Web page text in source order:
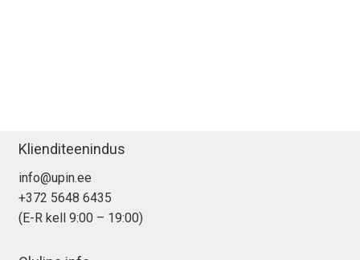
Klienditeenindus
info@upin.ee
+372 5648 6435
(E-R kell 9:00 – 19:00)